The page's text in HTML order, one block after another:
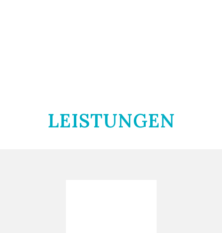
LEISTUNGEN